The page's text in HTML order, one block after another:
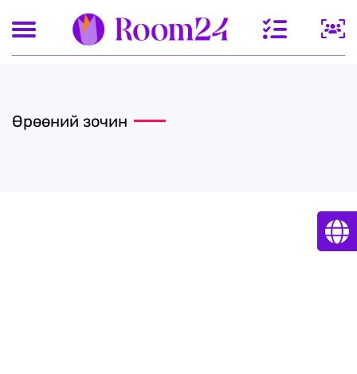
Өрөөний зочин